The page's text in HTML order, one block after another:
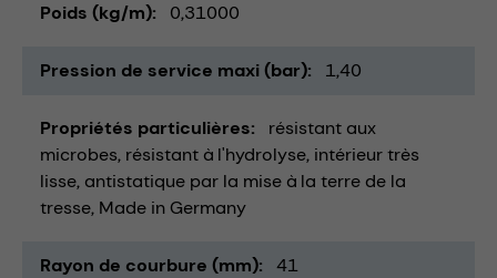
Poids (kg/m) 0,31000
Pression de service maxi (bar) 1,40
Propriétés particulières
résistant aux
microbes résistant à l'hydrolyse intérieur très
lisse antistatique par la mise à la terre de la
tresse Made in Germany
Rayon de courbure (mm) 41